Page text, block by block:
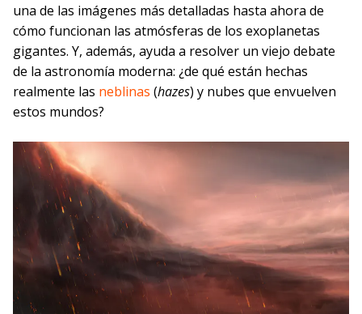
una de las imágenes más detalladas hasta ahora de
cómo funcionan las atmósferas de los exoplanetas
gigantes. Y, además, ayuda a resolver un viejo debate
de la astronomía moderna: ¿de qué están hechas
realmente las neblinas (hazes) y nubes que envuelven
estos mundos?